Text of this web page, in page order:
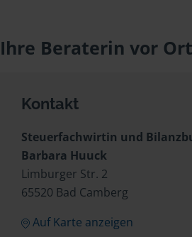
Ihre Beraterin vor Ort
Kontakt
Steuerfachwirtin und
Barbara Huuck
Limburger Str. 2
65520 Bad Camberg
Auf Karte anzeigen